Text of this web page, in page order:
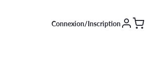
Connexion/Inscription